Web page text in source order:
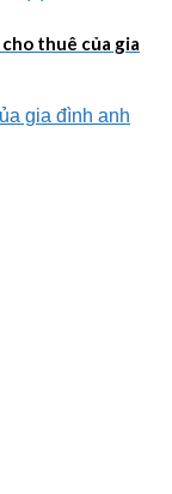
thuê của gia
gia đình anh